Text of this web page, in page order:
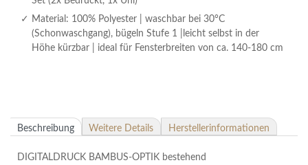
Material: 100% Polyester | waschbar bei 30°C
(Schonwaschgang), bügeln Stufe 1 |leicht selbst in der
Höhe kürzbar | ideal für Fensterbreiten von ca. 140-180 cm
Beschreibung Weitere Details Herstellerinformationen
DIGITALDRUCK BAMBUS-OPTIK bestehend